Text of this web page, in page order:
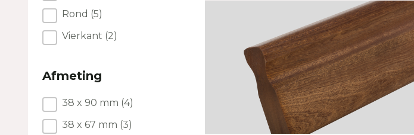
Rond (5)
Vierkant (2)
Afmeting
Afmeting
38 x 90 mm (4)
38 x 67 mm (3)